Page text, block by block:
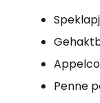
Penne